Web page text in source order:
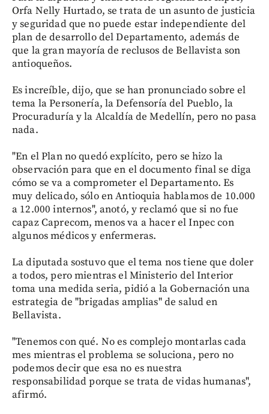
Orfa Nelly Hurtado, se trata de un asunto de justicia
y seguridad que no puede estar independiente del
plan de desarrollo del Departamento, además de
que la gran mayoría de reclusos de Bellavista son
antioqueños.
Es increíble, dijo, que se han pronunciado sobre el
tema la Personería, la Defensoría del Pueblo, la
Procuraduría y la Alcaldía de Medellín, pero no pasa
nada.
"En el Plan no quedó explícito, pero se hizo la
observación para que en el documento final se diga
cómo se va a comprometer el Departamento. Es
muy delicado, sólo en Antioquia hablamos de 10.000
a 12.000 internos", anotó, y reclamó que si no fue
capaz Caprecom, menos va a hacer el Inpec con
algunos médicos y enfermeras.
La diputada sostuvo que el tema nos tiene que doler
a todos, pero mientras el Ministerio del Interior
toma una medida seria, pidió a la Gobernación una
estrategia de "brigadas amplias" de salud en
Bellavista.
"Tenemos con qué. No es complejo montarlas cada
mes mientras el problema se soluciona, pero no
podemos decir que esa no es nuestra
responsabilidad porque se trata de vidas humanas",
afirmó.